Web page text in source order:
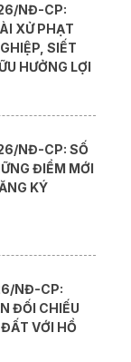
NĐ-CP:
XỬ PHẠT
SIẾT
HƯỞNG LỢI
NĐ-CP: SỐ
ĐIỂM MỚI
KÝ
NĐ-CP:
ĐỐI CHIẾU
VỚI HỒ